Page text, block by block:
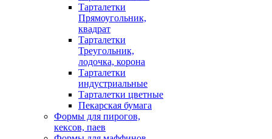
Тарталетки
Прямоугольник,
квадрат
Тарталетки
Треугольник,
лодочка, корона
Тарталетки
индустриальные
Тарталетки цветные
Пекарская бумага
Формы для пирогов,
кексов, паев